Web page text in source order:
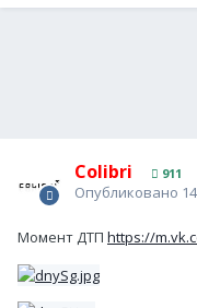
Colibri 911
Опубликовано
Момент ДТП https://